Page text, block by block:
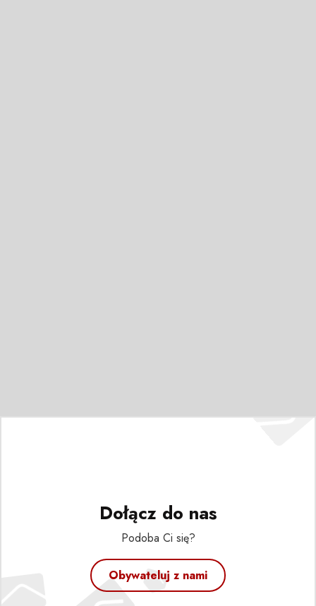
Dołącz do nas
Podoba Ci się?
Obywateluj z nami